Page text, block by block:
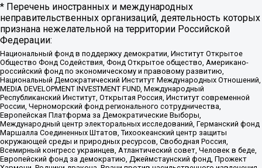
* Перечень иностранных и международных
неправительственных организаций, деятельность которых
признана нежелательной на территории Российской
Федерации:
Национальный фонд в поддержку демократии, Институт Открытое
Общество Фонд Содействия, Фонд Открытое общество, Американо-
российский фонд по экономическому и правовому развитию,
Национальный Демократический Институт Международных Отношений,
MEDIA DEVELOPMENT INVESTMENT FUND, Международный
Республиканский Институт, Открытая Россия, Институт современной
России, Черноморский фонд регионального сотрудничества,
Европейская Платформа за Демократические Выборы,
Международный центр электоральных исследований, Германский фонд
Маршалла Соединенных Штатов, Тихоокеанский центр защиты
окружающей среды и природных ресурсов, Свободная Россия,
Всемирный конгресс украинцев, Атлантический совет, Человек в беде,
Европейский фонд за демократию, Джеймстаунский фонд, Прожект